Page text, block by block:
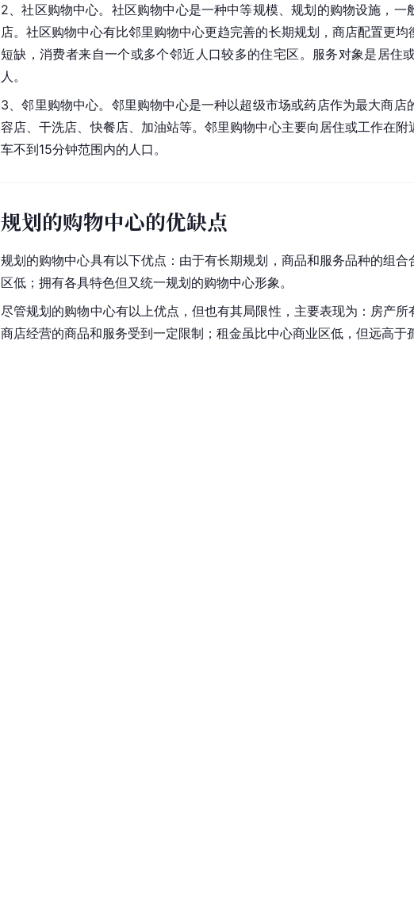
2、社区购物中心。社区购物中心是一种中等规模、规划的购物设施，
店。社区购物中心有比邻里购物中心更趋完善的长期规划，商店配置更
短缺，消费者来自一个或多个邻近人口较多的住宅区。服务对象是居
人。
3、邻里购物中心。邻里购物中心是一种以超级市场或药店作为最大商
容店、干洗店 、快餐店、加油站等。邻里购物中心主要向居住或工作在
车不到15分钟范围内的人口。
规划的购物中心的优缺点
规划的购物中心具有以下优点：由于有长期规划，商品和服务品种的组
区低；拥有各具特色但又统一规划的购物中心形象。
尽管规划的购物中心有以上优点，但也有其局限性，主要表现为：房产
商店经营的商品和服务受到一定限制；租金虽比中心商业区低，但远高于